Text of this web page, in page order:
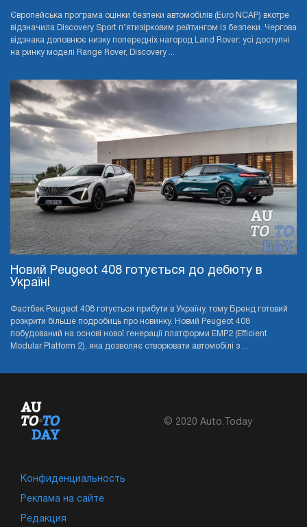
Європейська програма оцінки безпеки автомобілів (Euro NCAP) вкотре
відзначила Discovery Sport п’ятизірковим рейтингом із безпеки. Чергова
відзнака доповнює низку попередніх нагород Land Rover: усі доступні
на ринку моделі Range Rover, Discovery ...
Новий Peugeot 408 готується до дебюту в
Україні
Фастбек Peugeot 408 готується прибути в Україну, тому Бренд готовий
розкрити більше подробиць про новинку. Новий Peugeot 408
побудований на основі нової генерації платформи EMP2 (Efficient
Modular Platform 2), яка дозволяє створювати автомобілі з ...
© 2020 Auto.Today
Конфиденциальность
Реклама на сайте
Редакция